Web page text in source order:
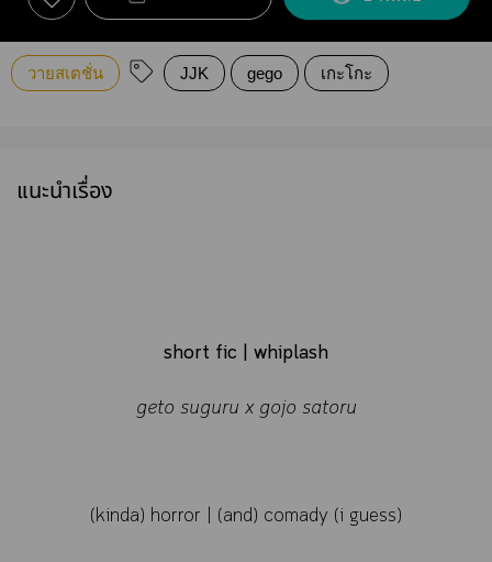
วายสเตชั่น JJK gego เกะโกะ
แนะนำเรื่อง
short fic | whiplash
geto suguru x gojo satoru
(kinda) horror | (and) comady (i guess)